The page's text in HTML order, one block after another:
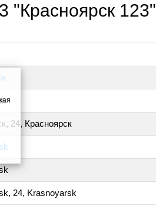
"Красноярск 123"
24, Красноярск
24, Krasnoyarsk